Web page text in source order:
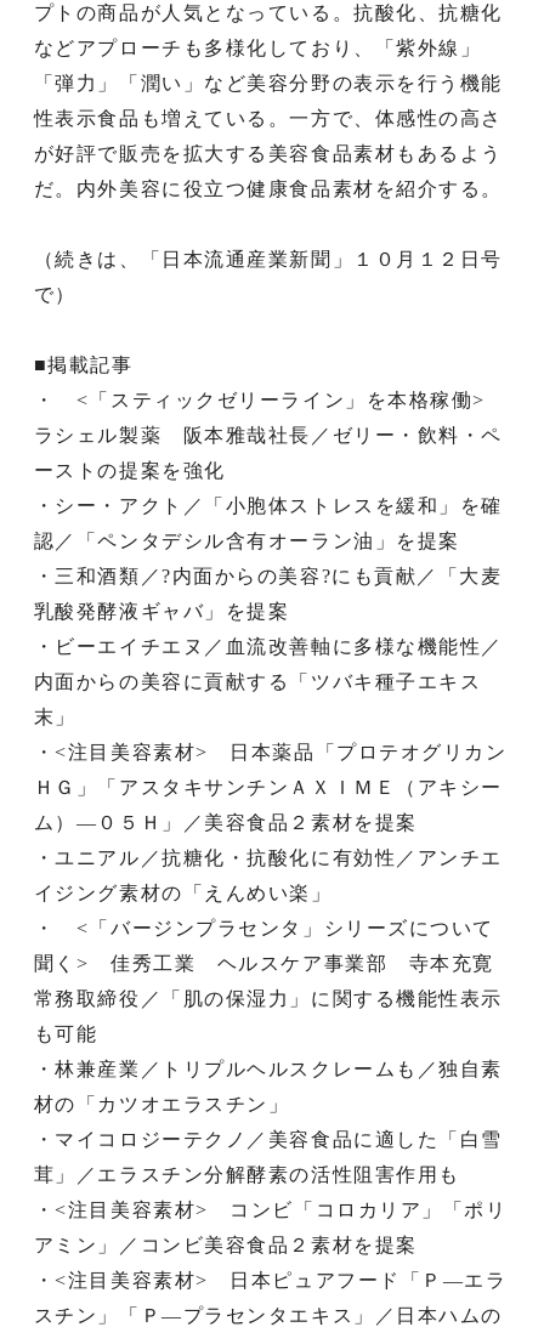
プトの商品が人気となっている。抗酸化、抗糖化
などアプローチも多様化しており、「紫外線」
「弾力」「潤い」など美容分野の表示を行う機能
性表示食品も増えている。一方で、体感性の高さ
が好評で販売を拡大する美容食品素材もあるよう
だ。内外美容に役立つ健康食品素材を紹介する。
（続きは、「日本流通産業新聞」１０月１２日号
で）
■掲載記事
・ <「スティックゼリーライン」を本格稼働>
ラシェル製薬 阪本雅哉社長／ゼリー・飲料・ペ
ーストの提案を強化
・シー・アクト／「小胞体ストレスを緩和」を確
認／「ペンタデシル含有オーラン油」を提案
・三和酒類／?内面からの美容?にも貢献／「大麦
乳酸発酵液ギャバ」を提案
・ビーエイチエヌ／血流改善軸に多様な機能性／
内面からの美容に貢献する「ツバキ種子エキス
末」
・<注目美容素材> 日本薬品「プロテオグリカン
ＨＧ」「アスタキサンチンＡＸＩＭＥ（アキシー
ム）―０５Ｈ」／美容食品２素材を提案
・ユニアル／抗糖化・抗酸化に有効性／アンチエ
イジング素材の「えんめい楽」
・ <「バージンプラセンタ」シリーズについて
聞く> 佳秀工業 ヘルスケア事業部 寺本充寛
常務取締役／「肌の保湿力」に関する機能性表示
も可能
・林兼産業／トリプルヘルスクレームも／独自素
材の「カツオエラスチン」
・マイコロジーテクノ／美容食品に適した「白雪
茸」／エラスチン分解酵素の活性阻害作用も
・<注目美容素材> コンビ「コロカリア」「ポリ
アミン」／コンビ美容食品２素材を提案
・<注目美容素材> 日本ピュアフード「Ｐ―エラ
スチン」「Ｐ―プラセンタエキス」／日本ハムの